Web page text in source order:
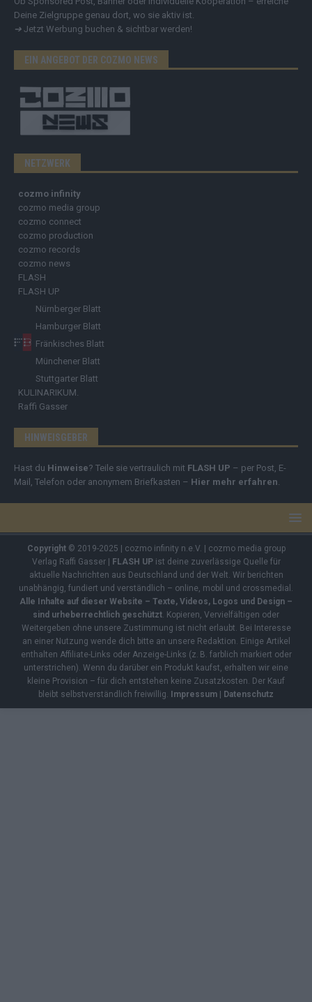
Deine Zielgruppe genau dort, wo sie aktiv ist.
➔ Jetzt Werbung buchen & sichtbar werden!
EIN ANGEBOT DER COZMO NEWS
NETZWERK
cozmo infinity
cozmo media group
cozmo connect
cozmo production
cozmo records
cozmo news
FLASH
FLASH UP
Nürnberger Blatt
Hamburger Blatt
Fränkisches Blatt
Münchener Blatt
Stuttgarter Blatt
KULINARIKUM.
Raffi Gasser
HINWEISGEBER
Hast du Hinweise? Teile sie vertraulich mit FLASH UP – per Post, E-
Mail, Telefon oder anonymem Briefkasten – Hier mehr erfahren.
Copyright© 2019-2025 | cozmo infinity n.e.V. | cozmo media group
Verlag Raffi Gasser |
FLASH UPist deine zuverlässige Quelle für
aktuelle Nachrichten aus Deutschland und der Welt. Wir berichten
unabhängig, fundiert und verständlich – online, mobil und crossmedial.
Alle Inhalte auf dieser Website – Texte, Videos, Logos und Design –
sind urheberrechtlich geschützt. Kopieren, Vervielfältigen oder
Weitergeben ohne unsere Zustimmung ist nicht erlaubt. Bei Interesse
an einer Nutzung wende dich bitte an unsere Redaktion. Einige Artikel
enthalten Affiliate-Links oder Anzeige-Links (z. B. farblich markiert oder
unterstrichen). Wenn du darüber ein Produkt kaufst, erhalten wir eine
kleine Provision – für dich entstehen keine Zusatzkosten. Der Kauf
bleibt selbstverständlich freiwillig.
Impressum Datenschutz